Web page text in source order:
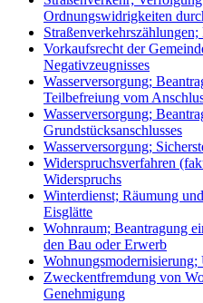
Ordnungswidrigkeiten
Vorkaufsrecht der
Negativzeugnisses
Wasserversorgung;
Teilbefreiung vom
Wasserversorgung;
Grundstücksanschlusses
Wasserversorgung;
Widerspruchsverfahren
Widerspruchs
Winterdienst; Räumung
Eisglätte
Wohnraum; Beantragung
den Bau oder Erwerb
Zweckentfremdung von
Genehmigung